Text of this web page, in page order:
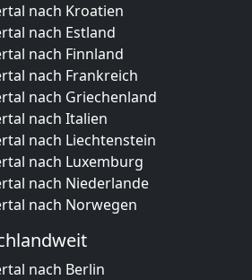
nach Kroatien
nach Estland
nach Finnland
nach Frankreich
nach Griechenland
nach Italien
nach Liechtenstein
nach Luxemburg
nach Niederlande
nach Norwegen
nach Berlin